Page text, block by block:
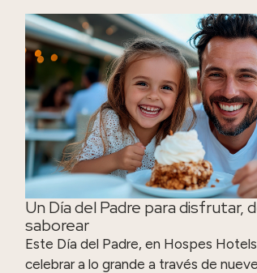
Un Día del Padre para disfrutar,
saborear
Este Día del Padre, en Hospes
celebrar a lo grande a través de